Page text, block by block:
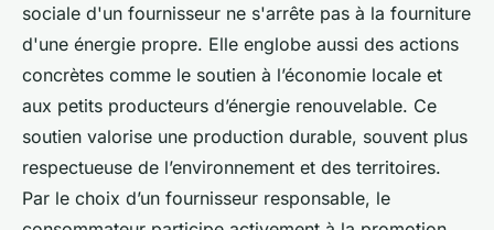
sociale d'un fournisseur ne s'arrête pas à la fourniture
d'une énergie propre. Elle englobe aussi des actions
concrètes comme le soutien à l’économie locale et
aux petits producteurs d’énergie renouvelable. Ce
soutien valorise une production durable, souvent plus
respectueuse de l’environnement et des territoires.
Par le choix d’un fournisseur responsable, le